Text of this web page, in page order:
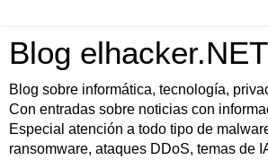
Blog elhacker.NET
Blog sobre informática, tecnología,
Con entradas sobre noticias con
Especial atención a todo tipo de
ransomware, ataques DDoS, temas de